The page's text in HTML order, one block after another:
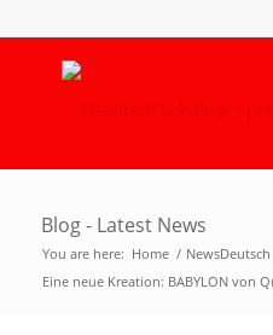
Blog - Latest News
You are here: Home / NewsDeutsch
Eine neue Kreation: BABYLON von